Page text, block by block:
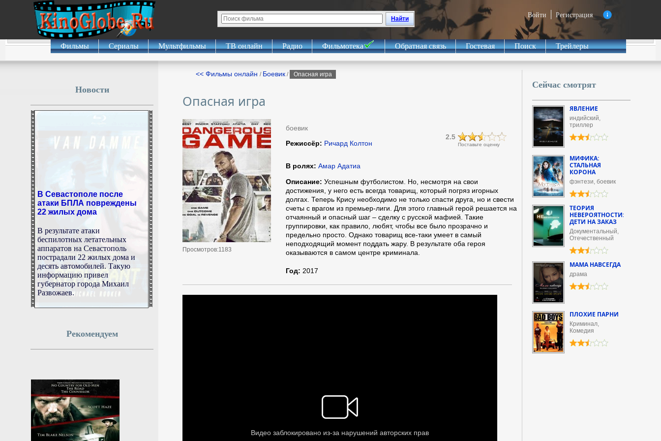
Войти Регистрация
Найти
Фильмы Сериалы Мультфильмы ТВ онлайн Радио Фильмотека Обратная связь Гостевая Поиск Трейлеры
<< Фильмы онлайн / Боевик / Опасная игра
Опасная игра
Просмотров:1183
боевик
Поставьте оценку
2.5
Режиссёр: Ричард Колтон
В ролях: Амар Адатиа
Описание: Успешным футболистом. Но, несмотря на свои
достижения, у него есть всегда товарищ, который погряз игорных
долгах. Теперь Крису необходимо не только спасти друга, но и свести
счеты с врагом из премьер-лиги. Для этого главный герой решается на
отчаянный и опасный шаг – сделку с русской мафией. Такие
группировки, как правило, любят, чтобы все было прозрачно и
предельно просто. Однако товарищ все-таки умеет в самый
неподходящий момент поддать жару. В результате оба героя
оказываются в самом центре криминала.
Год: 2017
Новости
В Севастополе после
атаки БПЛА повреждены
22 жилых дома
беспилотных летательных
аппаратов на Севастополь
пострадали 22 жилых дома и
десять автомобилей. Такую
информацию привел
губернатор города Михаил
Развожаев.
8 августа 2026г.
принимать Украину из-за
Украине не стоит рассчитывать
на ускоренное вступление в
Евросоюз, пишет Financial
Times. В Брюсселе опасаются
высокого уровня коррупции,
сомневаются в независимости
Рекомендуем
Сейчас смотрят
ЯВЛЕНИЕ
индийский,
триллер
МИФИКА:
СТАЛЬНАЯ
КОРОНА
фэнтези, боевик
ТЕОРИЯ
НЕВЕРОЯТНОСТИ:
ДЕТИ НА ЗАКАЗ
Документальный,
Отечественный
МАМА НАВСЕГДА
драма
ПЛОХИЕ ПАРНИ
Криминал,
Комедия